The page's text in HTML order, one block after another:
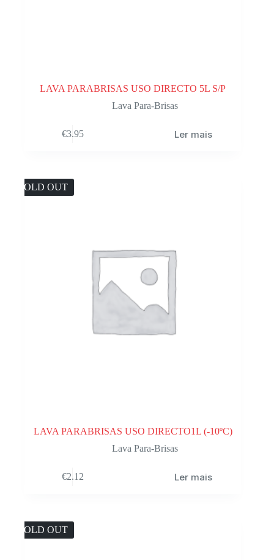
LAVA PARABRISAS USO DIRECTO 5L S/P
Lava Para-Brisas
€3.95 Ler mais
SOLD OUT
LAVA PARABRISAS USO DIRECTO1L (-10ºC)
Lava Para-Brisas
€2.12 Ler mais
SOLD OUT